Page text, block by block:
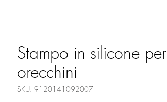
Stampo in silicone per
orecchini
SKU: 9120141092007